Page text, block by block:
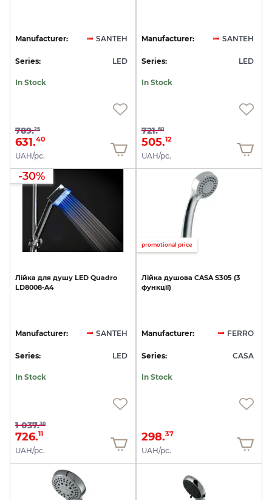
Manufacturer: SANTEH
Series: LED
In Stock
789.25
631.40
UAH/pc.
Manufacturer: SANTEH
Series: LED
In Stock
721.60
505.12
UAH/pc.
-30%
Лійка для душу LED Quadro
LD8008-A4
Manufacturer: SANTEH
Series: LED
In Stock
1 037.30
726.11
UAH/pc.
promotional price
Лійка душова CASA S305 (3
функції)
Manufacturer: FERRO
Series: CASA
In Stock
298.37
UAH/pc.